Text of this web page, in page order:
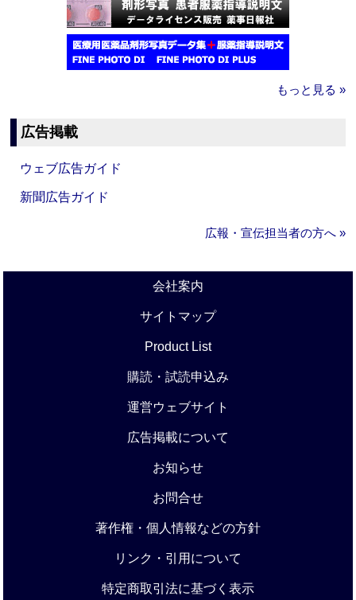
もっと見る »
広告掲載
ウェブ広告ガイド
新聞広告ガイド
広報・宣伝担当者の方へ »
会社案内
サイトマップ
Product List
購読・試読申込み
運営ウェブサイト
広告掲載について
お知らせ
お問合せ
著作権・個人情報などの方針
リンク・引用について
特定商取引法に基づく表示